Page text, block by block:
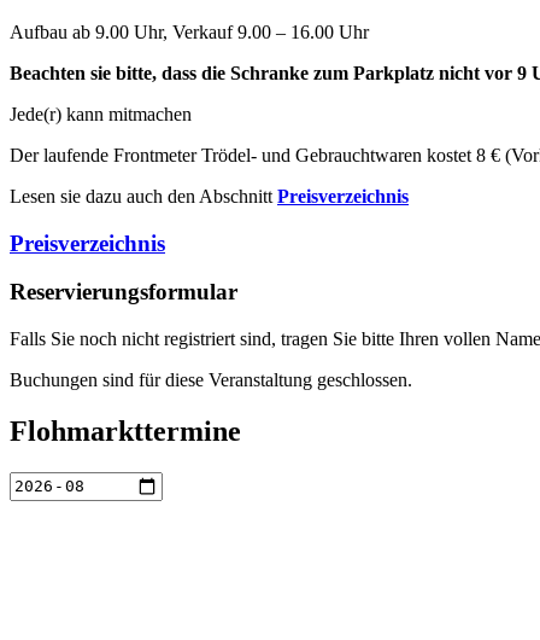
Aufbau ab 9.00 Uhr, Verkauf 9.00 – 16.00 Uhr
Beachten sie bitte, dass die Schranke zum Parkplatz nicht vor
Jede(r) kann mitmachen
Der laufende Frontmeter Trödel- und Gebrauchtwaren kostet 8 €
Lesen sie dazu auch den Abschnitt Preisverzeichnis
Preisverzeichnis
Reservierungsformular
Falls Sie noch nicht registriert sind, tragen Sie bitte Ihren vollen
Buchungen sind für diese Veranstaltung geschlossen.
Flohmarkttermine